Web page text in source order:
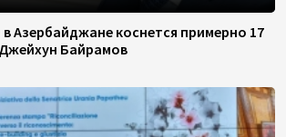
Азербайджане коснется примерно 17
Байрамов